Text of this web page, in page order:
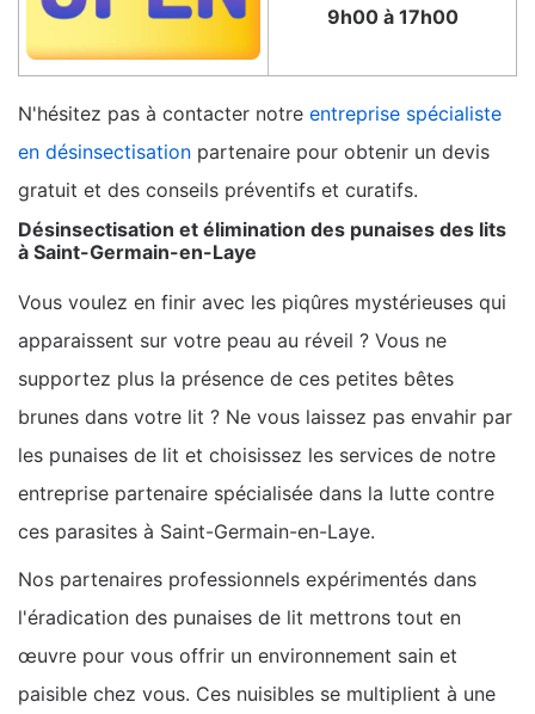
9h00 à 17h00
N'hésitez pas à contacter notre entreprise spécialiste
en désinsectisation partenaire pour obtenir un devis
gratuit et des conseils préventifs et curatifs.
Désinsectisation et élimination des punaises des lits
à Saint-Germain-en-Laye
Vous voulez en finir avec les piqûres mystérieuses qui
apparaissent sur votre peau au réveil ? Vous ne
supportez plus la présence de ces petites bêtes
brunes dans votre lit ? Ne vous laissez pas envahir par
les punaises de lit et choisissez les services de notre
entreprise partenaire spécialisée dans la lutte contre
ces parasites à Saint-Germain-en-Laye.
Nos partenaires professionnels expérimentés dans
l'éradication des punaises de lit mettrons tout en
œuvre pour vous offrir un environnement sain et
paisible chez vous. Ces nuisibles se multiplient à une